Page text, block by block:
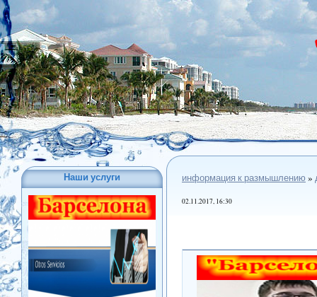
Наши услуги информация к размышлению»
02.11.2017, 16:30